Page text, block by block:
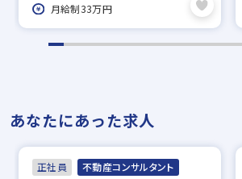
月給制33万円
あなたにあった求人
正社員 不動産コンサルタント